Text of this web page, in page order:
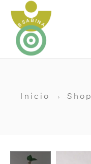
Inicio Shop